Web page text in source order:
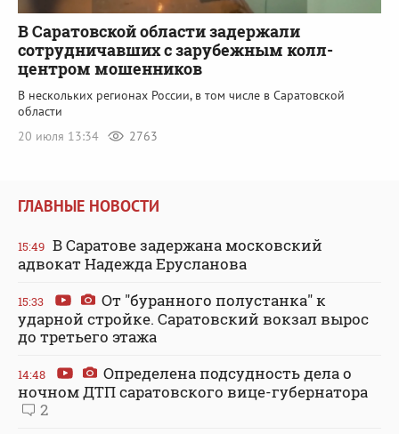
В Саратовской области задержали
сотрудничавших с зарубежным колл-
центром мошенников
В нескольких регионах России, в том числе в Саратовской
области
20 июля 13:34
2763
ГЛАВНЫЕ НОВОСТИ
15:49 В Саратове задержана московский
адвокат Надежда Ерусланова
15:33
От "буранного полустанка" к
ударной стройке. Саратовский вокзал вырос
до третьего этажа
14:48
Определена подсудность дела о
ночном ДТП саратовского вице-губернатора
2